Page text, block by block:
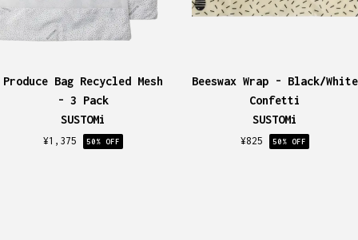
Produce Bag Recycled Mesh
- 3 Pack
SUSTOMi
¥1,375 50% OFF
Beeswax Wrap - Black/White
Confetti
SUSTOMi
¥825 50% OFF